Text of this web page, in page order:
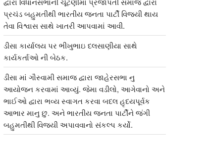
પ્રચંડ બહુમતીથી ભારતીય જનતા પાર્ટી વિજયી થાય
તેવા વિશ્વાસ સાથે ખાતરી આપવામાં આવી.
ડીસા કાર્યાલય પર ભીખુભાઇ દલસાણીયા સાથે
કાર્યકર્તાઓ ની બેઠક.
ડીસા માં ગૌસ્વામી સમાજ દ્વારા જાહેરસભા નુ
આયોજન કરવામાં આવ્યું. જેમા વડીલો, આગેવાનો અને
ભાઈઓ દ્વારા ભવ્ય સ્વાગત કરવા બદલ હૃદયપૂર્વક
આભાર માનુ છુ. અને ભારતીય જનતા પાર્ટીને જંગી
બહુમતીથી વિજયી અપાવવાનો સંકલ્પ કર્યો.